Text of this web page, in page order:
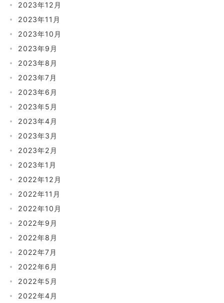
2023年12月
2023年11月
2023年10月
2023年9月
2023年8月
2023年7月
2023年6月
2023年5月
2023年4月
2023年3月
2023年2月
2023年1月
2022年12月
2022年11月
2022年10月
2022年9月
2022年8月
2022年7月
2022年6月
2022年5月
2022年4月